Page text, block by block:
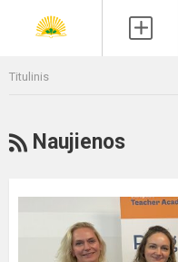
Titulinis
RSS
Naujienos
projekto
„Medijų